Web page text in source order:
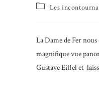
Post Les
La Dame de Fer
magnifique vue
Gustave Eiffel et